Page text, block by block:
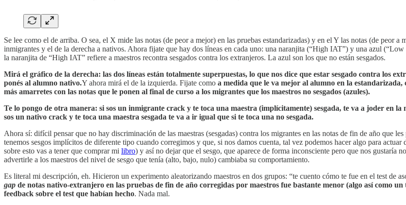
Se lee como el de arriba. O sea, el X mide las notas (de peor a mejor) en las pruebas estandarizadas) y en el Y las notas (de peor
inmigrantes y el de la derecha a nativos. Ahora fijate que hay dos líneas en cada uno: una naranjita (“High IAT”) y una azul
la naranjita de “High IAT” refiere a maestros recontra sesgados contra los extranjeros. La azul son los que no están sesgados.
Mirá el gráfico de la derecha: las dos líneas están totalmente superpuestas, lo que nos dice que estar sesgado contra los
ponés al alumno nativo.Y ahora mirá el de la izquierda. Fijate como a medida que le va mejor al alumno en la
más amarretes con las notas que le ponen al final de curso a los migrantes que los maestros no sesgados (azules).
Te lo pongo de otra manera: si sos un inmigrante crack y te toca una maestra (implícitamente) sesgada, te va a joder en
sos un nativo crack y te toca una maestra sesgada te va a ir igual que si te toca una no sesgada.
Ahora sí: difícil pensar que no hay discriminación de las maestras (sesgadas) contra los migrantes en las notas de fin de año que
tenemos sesgos implícitos de diferente tipo cuando corregimos y que, si nos damos cuenta, tal vez podemos hacer algo para
sobre esto vas a tener que comprar mi libro) y así no dejar que el sesgo, que aparece de forma inconsciente pero que nos gustaría
advertirle a los maestros del nivel de sesgo que tenía (alto, bajo, nulo) cambiaba su comportamiento.
Es literal mi descripción, eh. Hicieron un experimento aleatorizando maestros en dos grupos: “te cuento cómo te fue en el test de
gap de notas nativo-extranjero en las pruebas de fin de año corregidas por maestros fue bastante menor (algo así como
feedback sobre el test que habían hecho. Nada mal.